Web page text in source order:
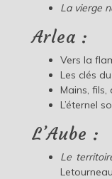
La vierge
Arlea :
Vers la
Les clés
Mains,
L’éternel
L’Aube :
Le
Letourneau